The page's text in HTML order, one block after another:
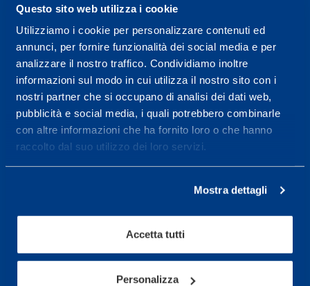
Questo sito web utilizza i cookie
Utilizziamo i cookie per personalizzare contenuti ed
annunci, per fornire funzionalità dei social media e per
analizzare il nostro traffico. Condividiamo inoltre
informazioni sul modo in cui utilizza il nostro sito con i
nostri partner che si occupano di analisi dei dati web,
pubblicità e social media, i quali potrebbero combinarle
con altre informazioni che ha fornito loro o che hanno
raccolto dal suo utilizzo dei loro servizi.
Mostra dettagli
Accetta tutti
Personalizza
08.30 - 18.30
Centro servizi per l'alta
prestazione ed il
wellness.
Maggiori informazioni
Servizi Medici
Programmazione Allenamento